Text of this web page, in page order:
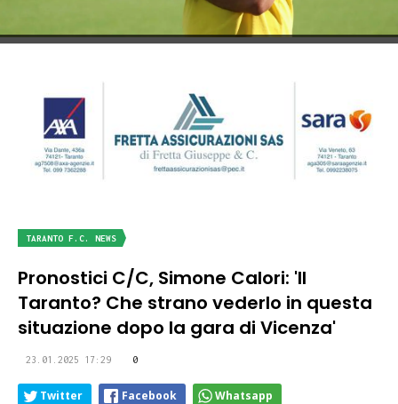
TARANTO F.C. NEWS
Pronostici C/C, Simone Calori: 'Il
Taranto? Che strano vederlo in questa
situazione dopo la gara di Vicenza'
23.01.2025 17:29 0
Twitter Facebook Whatsapp